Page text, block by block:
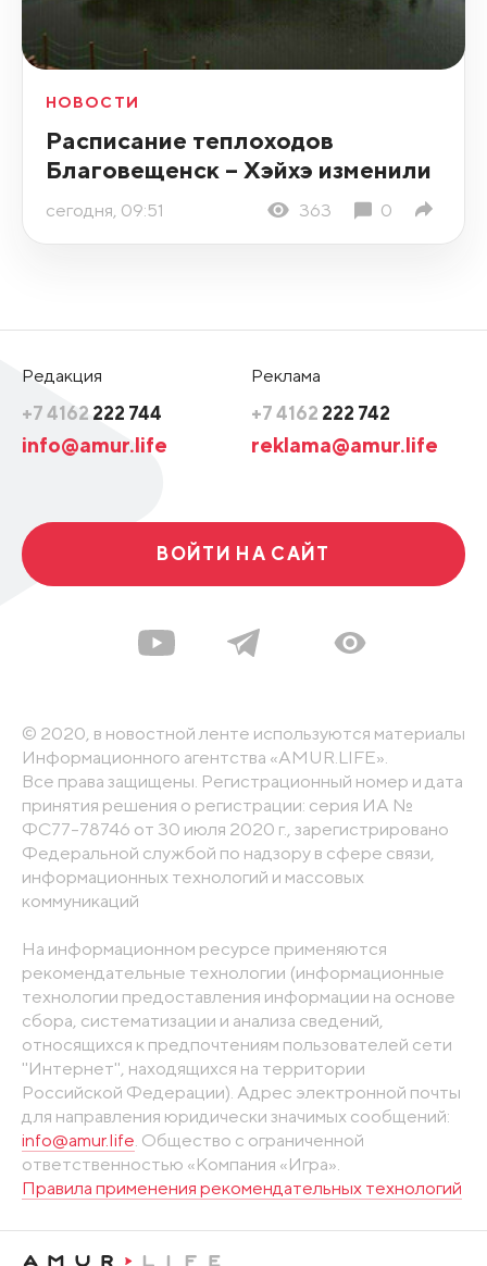
НОВОСТИ
Расписание теплоходов
Благовещенск – Хэйхэ изменили
сегодня, 09:51 363 0
Редакция
+7 4162 222 744
info@amur.life
Реклама
+7 4162 222 742
reklama@amur.life
ВОЙТИ НА САЙТ
© 2020, в новостной ленте используются материалы
Информационного агентства «AMUR.LIFE».
Все права защищены. Регистрационный номер и дата
принятия решения о регистрации: серия ИА №
ФС77-78746 от 30 июля 2020 г., зарегистрировано
Федеральной службой по надзору в сфере связи,
информационных технологий и массовых
коммуникаций
На информационном ресурсе применяются
рекомендательные технологии (информационные
технологии предоставления информации на основе
сбора, систематизации и анализа сведений,
относящихся к предпочтениям пользователей сети
"Интернет", находящихся на территории
Российской Федерации). Адрес электронной почты
для направления юридически значимых сообщений:
info@amur.life. Общество с ограниченной
ответственностью «Компания «Игра».
Правила применения рекомендательных технологий